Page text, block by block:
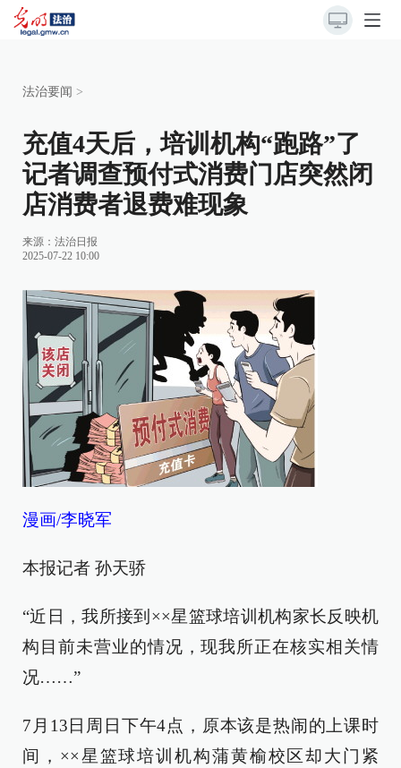
法治要闻 >
充值4天后，培训机构“跑路”了
记者调查预付式消费门店突然闭
店消费者退费难现象
来源： 法治日报
2025-07-22 10:00
漫画/李晓军
本报记者 孙天骄
“近日，我所接到××星篮球培训机构家长反映机
构目前未营业的情况，现我所正在核实相关情
况……”
7月13日周日下午4点，原本该是热闹的上课时
间，××星篮球培训机构蒲黄榆校区却大门紧